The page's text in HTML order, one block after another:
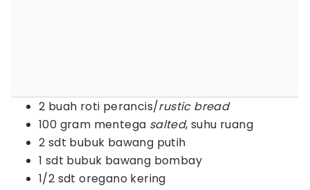
2 buah roti perancis/rustic bread
100 gram mentega salted, suhu ruang
2 sdt bubuk bawang putih
1 sdt bubuk bawang bombay
1/2 sdt oregano kering